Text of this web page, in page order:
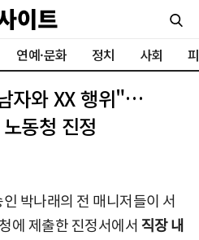
연예·문화 정치 사회
자와 XX 행위"…
동청 진정
박나래의 전 매니저들이 서
에 제출한 진정서에서 직장 내